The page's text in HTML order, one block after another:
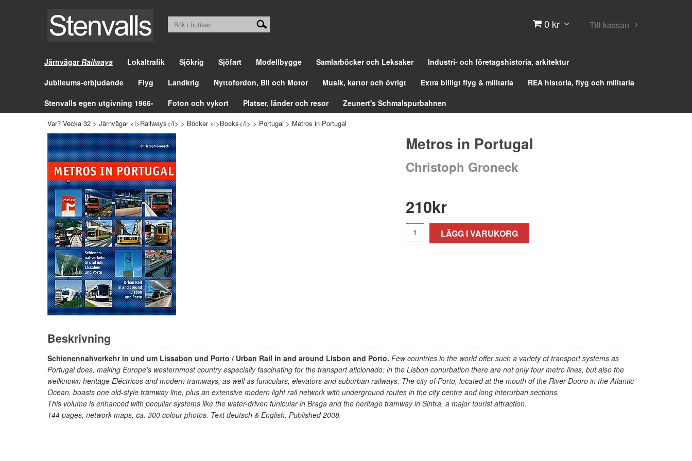
0 kr Till kassan
JärnvägarRailways Lokaltrafik Sjökrig Sjöfart Modellbygge Samlarböcker och Leksaker
Industri- och företagshistoria, arkitektur
Jubileums-erbjudande
Flyg Landkrig Nyttofordon, Bil och Motor Musik, kartor och övrigt Extra billigt flyg & militaria
REA historia, flyg och militaria
Stenvalls egen utgivning 1966-
Foton och vykort Platser, länder och resor Zeunert's Schmalspurbahnen
Var? Vecka 32 > Järnvägar <i>Railways</i> > Böcker <i>Books</i> > Portugal > Metros in Portugal
Metros in Portugal
Christoph Groneck
210kr
LÄGG I VARUKORG
Beskrivning
Schienennahverkehr in und um Lissabon und Porto / Urban Rail in and around Lisbon and Porto. Few countries in the world offer such a variety of transport systems as
Portugal does, making Europe's westernmost country especially fascinating for the transport aficionado: in the Lisbon conurbation there are not only four metro lines, but also the
wellknown heritage Eléctricos and modern tramways, as well as funiculars, elevators and suburban railways. The city of Porto, located at the mouth of the River Duoro in the Atlantic
Ocean, boasts one old-style tramway line, plus an extensive modern light rail network with underground routes in the city centre and long interurban sections.
This volume is enhanced with peculiar systems like the water-driven funicular in Braga and the heritage tramway in Sintra, a major tourist attraction.
144 pages, network maps, ca. 300 colour photos. Text deutsch & English. Published 2008.